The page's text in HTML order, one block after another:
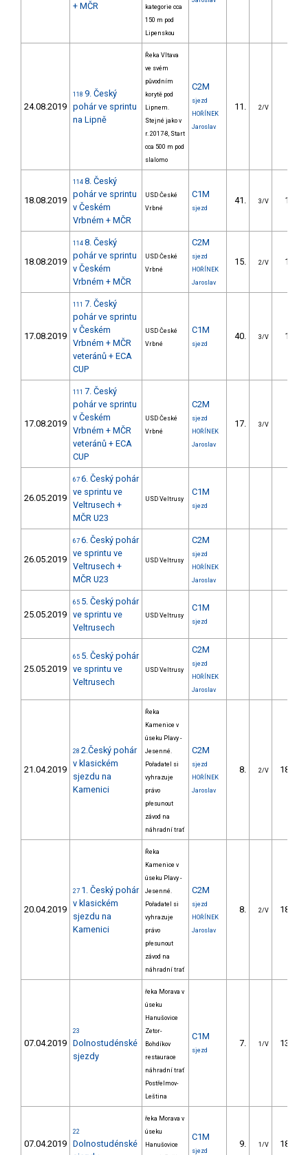
+ MČR
kategorie cca
150 m pod
Lipenskou
24.08.2019
118 9. Český
pohár ve sprintu
na Lipně
Řeka Vltava
ve svém
původním
korytě pod
Lipnem.
Stejné jako v
r. 2017-8, Start
cca 500 m pod
slalomo
C2M
sjezd
HOŘÍNEK
Jaroslav
11. 2/V
18.08.2019
114 8. Český
pohár ve sprintu
v Českém
Vrbném + MČR
USD České
Vrbné
C1M
sjezd
41. 3/V 13.67
18.08.2019
114 8. Český
pohár ve sprintu
v Českém
Vrbném + MČR
USD České
Vrbné
C2M
sjezd
HOŘÍNEK
Jaroslav
15. 2/V 10.20
17.08.2019
111 7. Český
pohár ve sprintu
v Českém
Vrbném + MČR
veteránů + ECA
CUP
USD České
Vrbné
C1M
sjezd
40. 3/V 14.00
17.08.2019
111 7. Český
pohár ve sprintu
v Českém
Vrbném + MČR
veteránů + ECA
CUP
USD České
Vrbné
C2M
sjezd
HOŘÍNEK
Jaroslav
17. 3/V
26.05.2019
67 6. Český pohár
ve sprintu ve
Veltrusech +
MČR U23
USD Veltrusy
C1M
sjezd
26.05.2019
67 6. Český pohár
ve sprintu ve
Veltrusech +
MČR U23
USD Veltrusy
C2M
sjezd
HOŘÍNEK
Jaroslav
25.05.2019
65 5. Český pohár
ve sprintu ve
Veltrusech
USD Veltrusy
C1M
sjezd
25.05.2019
65 5. Český pohár
ve sprintu ve
Veltrusech
USD Veltrusy
C2M
sjezd
HOŘÍNEK
Jaroslav
21.04.2019
28 2.Český pohár
v klasickém
sjezdu na
Kamenici
Řeka
Kamenice v
úseku Plavy -
Jesenné.
Pořadatel si
vyhrazuje
právo
přesunout
závod na
náhradní trať
C2M
sjezd
HOŘÍNEK
Jaroslav
8. 2/V 182.88
20.04.2019
27 1. Český pohár
v klasickém
sjezdu na
Kamenici
Řeka
Kamenice v
úseku Plavy -
Jesenné.
Pořadatel si
vyhrazuje
právo
přesunout
závod na
náhradní trať
C2M
sjezd
HOŘÍNEK
Jaroslav
8. 2/V 189.93
07.04.2019
23
Dolnostudénské
sjezdy
řeka Morava v
úseku
Hanušovice
Zetor-
Bohdíkov
restaurace
náhradní trať
Postřelmov-
Leština
C1M
sjezd
7. 1/V 136.10
07.04.2019
22
Dolnostudénské
řeka Morava v
úseku
Hanušovice
C1M
sjezd
9. 1/V 181.30